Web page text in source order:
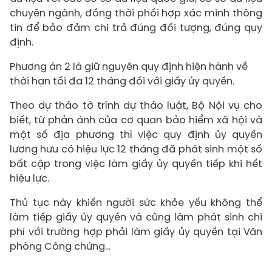
chuyên ngành, đồng thời phối hợp xác minh thông
tin để bảo đảm chi trả đúng đối tượng, đúng quy
định.
Phương án 2 là giữ nguyên quy định hiện hành về
thời hạn tối đa 12 tháng đối với giấy ủy quyền.
Theo dự thảo tờ trình dự thảo luật, Bộ Nội vụ cho
biết, từ phản ánh của cơ quan bảo hiểm xã hội và
một số địa phương thì việc quy định ủy quyền
lương hưu có hiệu lực 12 tháng đã phát sinh một số
bất cập trong việc làm giấy ủy quyền tiếp khi hết
hiệu lực.
Thủ tục này khiến người sức khỏe yếu không thể
làm tiếp giấy ủy quyền và cũng làm phát sinh chi
phí với trường hợp phải làm giấy ủy quyền tại Văn
phòng Công chứng...